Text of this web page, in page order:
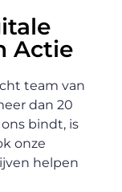
Actie
team van
dan 20
bindt, is
onze
helpen